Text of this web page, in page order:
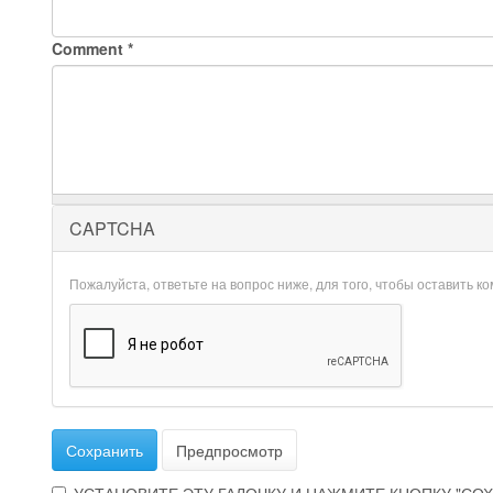
Comment *
CAPTCHA
Пожалуйста, ответьте на вопрос ниже, для того, чтобы оставить
Сохранить
Предпросмотр